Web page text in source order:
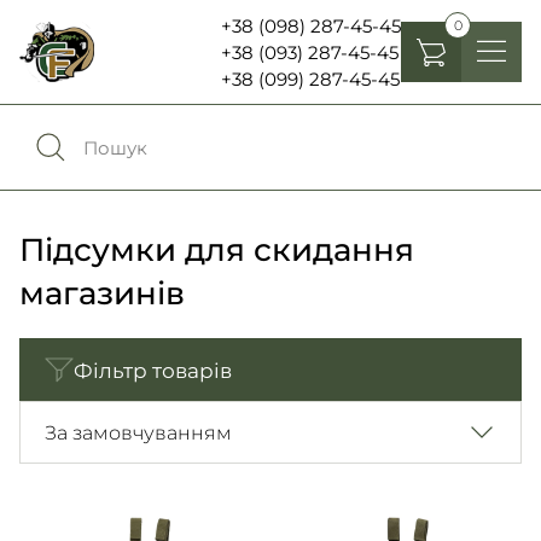
+38 (098) 287-45-45
+38 (093) 287-45-45
+38 (099) 287-45-45
0
Обране0
Увійти
Екіпірування та спорядження
Аксесуари
Ліхтарі , біноклі та елементи живлення
Ножі та мультитули
Підсумки для скидання
магазинів
Фільтр товарів
За замовчуванням